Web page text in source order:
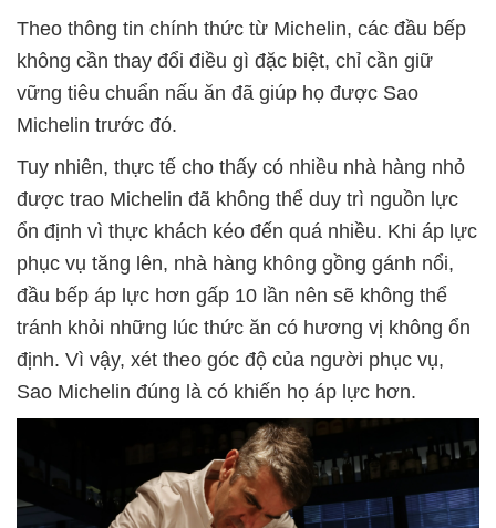
Theo thông tin chính thức từ Michelin, các đầu bếp
không cần thay đổi điều gì đặc biệt, chỉ cần giữ
vững tiêu chuẩn nấu ăn đã giúp họ được Sao
Michelin trước đó.
Tuy nhiên, thực tế cho thấy có nhiều nhà hàng nhỏ
được trao Michelin đã không thể duy trì nguồn lực
ổn định vì thực khách kéo đến quá nhiều. Khi áp lực
phục vụ tăng lên, nhà hàng không gồng gánh nổi,
đầu bếp áp lực hơn gấp 10 lần nên sẽ không thể
tránh khỏi những lúc thức ăn có hương vị không ổn
định. Vì vậy, xét theo góc độ của người phục vụ,
Sao Michelin đúng là có khiến họ áp lực hơn.